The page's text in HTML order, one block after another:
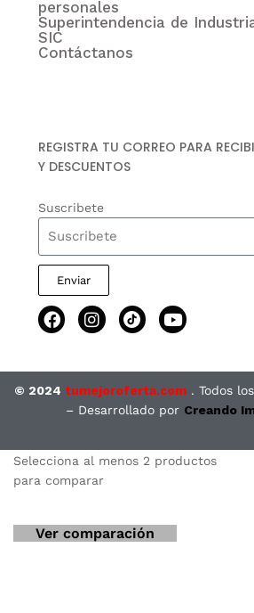
personales
Superintendencia de
SIC
Contáctanos
REGISTRA TU CORREO PARA
Y DESCUENTOS
Suscribete
Enviar
© 2024 tumejoroferta.com. Todos
– Desarrollado por Creando
Tu Mejor Oferta
Hola!
¿en que te podemos
Selecciona al menos 2 productos
para comparar
Ver comparación